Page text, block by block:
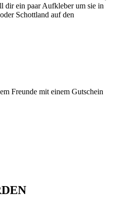
dir ein paar Aufkleber um sie in
Schottland auf den
Freunde mit einem Gutschein